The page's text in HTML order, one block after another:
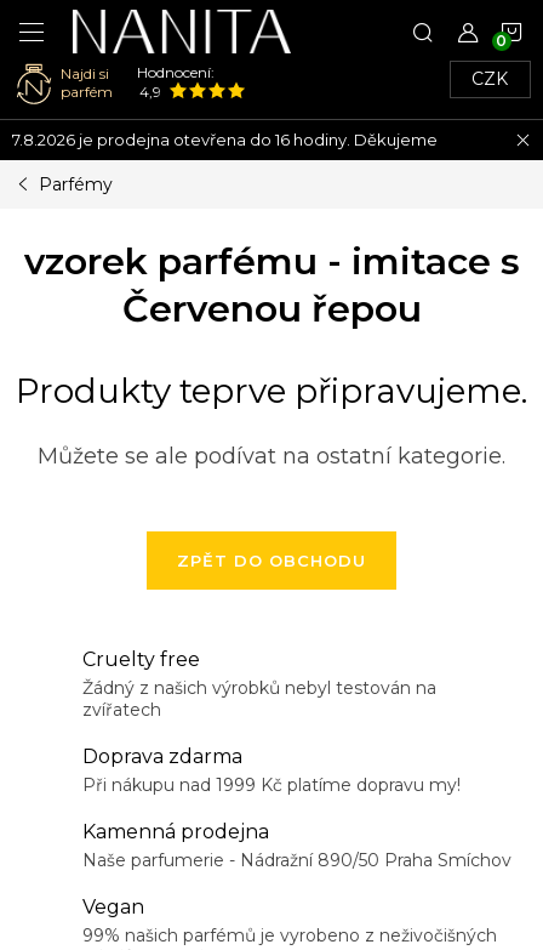
Přejít
na
obsah
Najdi si
parfém
Hodnocení:
4,9
CZK
7.8.2026 je prodejna otevřena do 16 hodiny. Děkujeme
Parfémy
vzorek parfému - imitace s
Červenou řepou
Produkty teprve připravujeme.
Můžete se ale podívat na ostatní kategorie.
ZPĚT DO OBCHODU
Cruelty free
Žádný z našich výrobků nebyl testován na
zvířatech
Doprava zdarma
Při nákupu nad 1999 Kč platíme dopravu my!
Kamenná prodejna
Naše parfumerie - Nádražní 890/50 Praha Smíchov
Vegan
99% našich parfémů je vyrobeno z neživočišných